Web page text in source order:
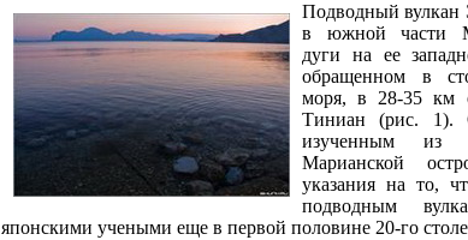
Подводный вулкан
в южной части
дуги на ее
обращенном в
моря, в 28-35 км
Тиниан (рис. 1).
изученным из
Марианской
указания на то,
подводным
японскими учеными еще в первой половине 20-го